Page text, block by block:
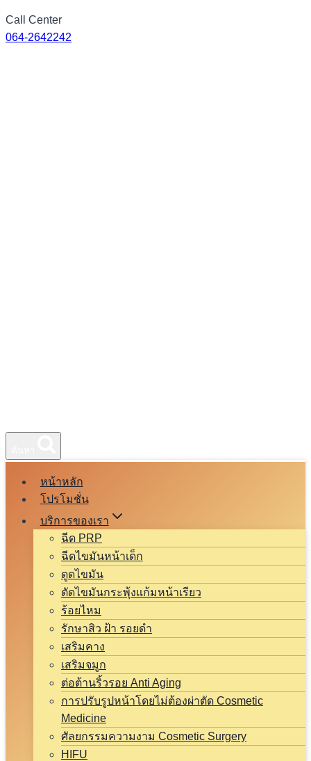
Skip
to
Call Center
064-2642242
หน้าหลัก
โปรโมชั่น
บริการของเรา
ฉีด PRP
ฉีดไขมันหน้าเด็ก
ดูดไขมัน
ตัดไขมันกระพุ้งแก้มหน้าเรียว
ร้อยไหม
รักษาสิว ฝ้า รอยดำ
เสริมคาง
เสริมจมูก
ต่อต้านริ้วรอย Anti Aging
การปรับรูปหน้าโดยไม่ต้องผ่าตัด Cosmetic
Medicine
ศัลยกรรมความงาม Cosmetic Surgery
HIFU